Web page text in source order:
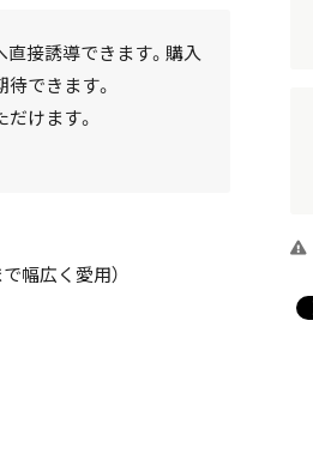
直接誘導できます。購入
できます。
けます。
幅広く愛用）